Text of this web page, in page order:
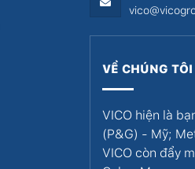
VỀ CHÚNG TÔI
VICO hiện là
(P&G) - Mỹ;
VICO còn đẩy